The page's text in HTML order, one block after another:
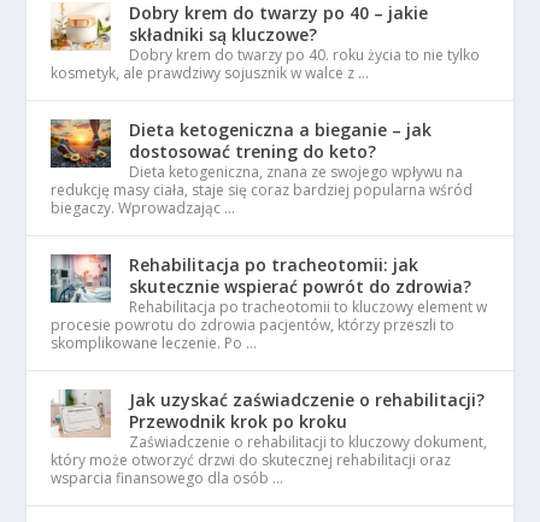
Dobry krem do twarzy po 40 – jakie
składniki są kluczowe?
Dobry krem do twarzy po 40. roku życia to nie tylko
kosmetyk, ale prawdziwy sojusznik w walce z …
Dieta ketogeniczna a bieganie – jak
dostosować trening do keto?
Dieta ketogeniczna, znana ze swojego wpływu na
redukcję masy ciała, staje się coraz bardziej popularna wśród
biegaczy. Wprowadzając …
Rehabilitacja po tracheotomii: jak
skutecznie wspierać powrót do zdrowia?
Rehabilitacja po tracheotomii to kluczowy element w
procesie powrotu do zdrowia pacjentów, którzy przeszli to
skomplikowane leczenie. Po …
Jak uzyskać zaświadczenie o rehabilitacji?
Przewodnik krok po kroku
Zaświadczenie o rehabilitacji to kluczowy dokument,
który może otworzyć drzwi do skutecznej rehabilitacji oraz
wsparcia finansowego dla osób …